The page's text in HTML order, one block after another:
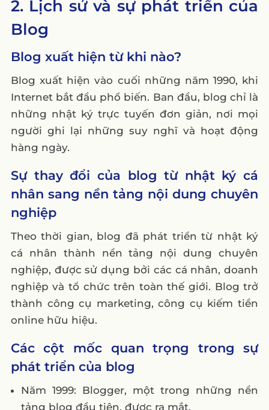
2. Lịch sử và sự phát triển của
Blog
Blog xuất hiện từ khi nào?
Blog xuất hiện vào cuối những năm 1990, khi
Internet bắt đầu phổ biến. Ban đầu, blog chỉ là
những nhật ký trực tuyến đơn giản, nơi mọi
người ghi lại những suy nghĩ và hoạt động
hàng ngày.
Sự thay đổi của blog từ nhật ký cá
nhân sang nền tảng nội dung chuyên
nghiệp
Theo thời gian, blog đã phát triển từ nhật ký
cá nhân thành nền tảng nội dung chuyên
nghiệp, được sử dụng bởi các cá nhân, doanh
nghiệp và tổ chức trên toàn thế giới. Blog trở
thành công cụ marketing, công cụ kiếm tiền
online hữu hiệu.
Các cột mốc quan trọng trong sự
phát triển của blog
Năm 1999: Blogger, một trong những nền
tảng blog đầu tiên, được ra mắt.